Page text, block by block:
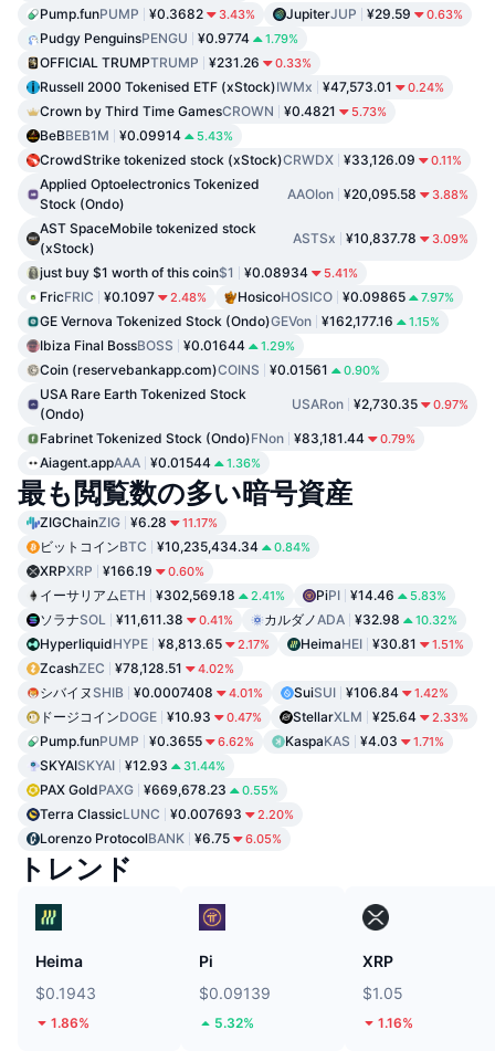
Pump.funPUMP ¥0.3682 3.43% JupiterJUP ¥29.59 0.63%
Pudgy PenguinsPENGU ¥0.9774 1.79%
OFFICIAL TRUMPTRUMP ¥231.26 0.33%
Russell 2000 Tokenised ETF (xStock)IWMx ¥47,573.01 0.24%
Crown by Third Time GamesCROWN ¥0.4821 5.73%
BeBBEB1M ¥0.09914 5.43%
CrowdStrike tokenized stock (xStock)CRWDX ¥33,126.09 0.11%
Applied Optoelectronics Tokenized
Stock (Ondo)
AAOIon ¥20,095.58 3.88%
AST SpaceMobile tokenized stock
(xStock)
ASTSx ¥10,837.78 3.09%
just buy $1 worth of this coin$1 ¥0.08934 5.41%
FricFRIC ¥0.1097 2.48% HosicoHOSICO ¥0.09865 7.97%
GE Vernova Tokenized Stock (Ondo)GEVon ¥162,177.16 1.15%
Ibiza Final BossBOSS ¥0.01644 1.29%
Coin (reservebankapp.com)COINS ¥0.01561 0.90%
USA Rare Earth Tokenized Stock
(Ondo)
USARon ¥2,730.35 0.97%
Fabrinet Tokenized Stock (Ondo)FNon ¥83,181.44 0.79%
Aiagent.appAAA ¥0.01544 1.36%
最も閲覧数の多い暗号資産
ZIGChainZIG ¥6.28 11.17%
ビットコインBTC ¥10,235,434.34 0.84%
XRPXRP ¥166.19 0.60%
イーサリアムETH ¥302,569.18 2.41% PiPI ¥14.46 5.83%
ソラナSOL ¥11,611.38 0.41% カルダノADA ¥32.98 10.32%
HyperliquidHYPE ¥8,813.65 2.17% HeimaHEI ¥30.81 1.51%
ZcashZEC ¥78,128.51 4.02%
シバイヌ SHIB ¥0.0007408 4.01% SuiSUI ¥106.84 1.42%
ドージコインDOGE ¥10.93 0.47% StellarXLM ¥25.64 2.33%
Pump.funPUMP ¥0.3655 6.62% KaspaKAS ¥4.03 1.71%
SKYAISKYAI ¥12.93 31.44%
PAX GoldPAXG ¥669,678.23 0.55%
Terra ClassicLUNC ¥0.007693 2.20%
Lorenzo ProtocolBANK ¥6.75 6.05%
トレンド
Heima
$0.1943
1.86%
Pi
$0.09139
5.32%
XRP
$1.05
1.16%